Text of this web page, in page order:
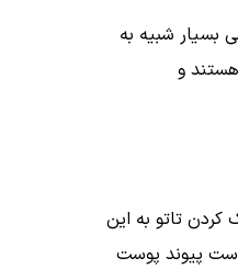
بسیار شبیه به
و
تاتو به این
پیوند پوست